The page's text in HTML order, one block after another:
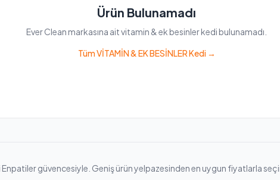
Ürün Bulunamadı
Ever Clean markasına ait vitamin & ek besinler kedi bulunamadı.
Tüm VİTAMİN & EK BESİNLER Kedi →
güvencesiyle. Geniş ürün yelpazesinden en uygun fiyatlarla